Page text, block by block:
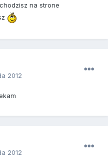
na strone
2012
2012